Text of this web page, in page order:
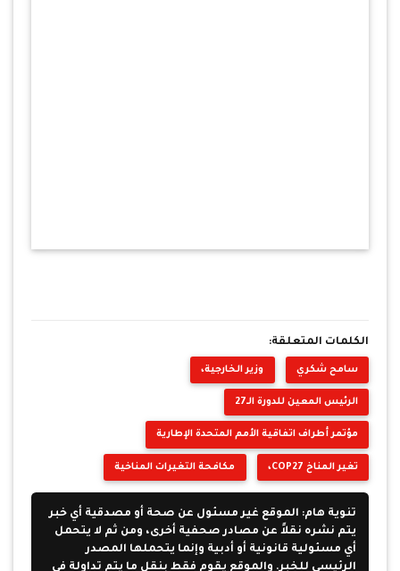
الكلمات المتعلقة:
سامح شكري وزير الخارجية،
الرئيس المعين للدورة الـ27
مؤتمر أطراف اتفاقية الأمم المتحدة الإطارية
تغير المناخ COP27، مكافحة التغيرات المناخية
تنوية هام: الموقع غير مسئول عن صحة أو مصدقية أي خبر
يتم نشره نقلاً عن مصادر صحفية أخرى، ومن ثم لا يتحمل
أي مسئولية قانونية أو أدبية وإنما يتحملها المصدر
الرئيسى للخبر. والموقع يقوم فقط بنقل ما يتم تداولة فى